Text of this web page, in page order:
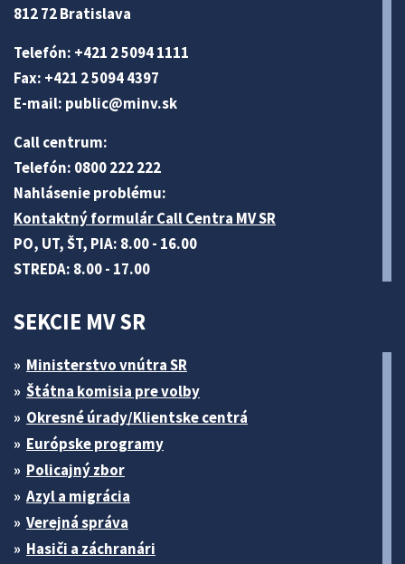
812 72 Bratislava
Telefón: +421 2 5094 1111
Fax: +421 2 5094 4397
E-mail: public@minv.sk
Call centrum:
Telefón: 0800 222 222
Nahlásenie problému:
Kontaktný formulár Call Centra MV SR
PO, UT, ŠT, PIA: 8.00 - 16.00
STREDA: 8.00 - 17.00
SEKCIE MV SR
Ministerstvo vnútra SR
Štátna komisia pre volby
Okresné úrady/Klientske centrá
Európske programy
Policajný zbor
Azyl a migrácia
Verejná správa
Hasiči a záchranári